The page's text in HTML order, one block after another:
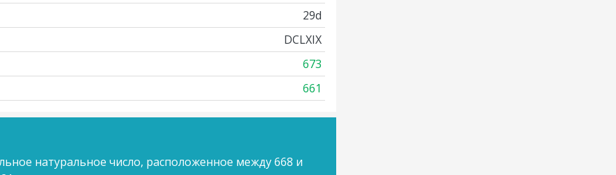
29d
DCLXIX
673
661
натуральное число, расположенное между 668 и